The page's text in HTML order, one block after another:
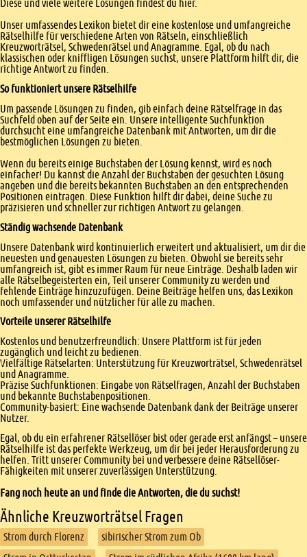
Diese und viele weitere Lösungen findest du hier.
Unser umfassendes Lexikon bietet dir eine kostenlose und umfangreiche
Rätselhilfe für verschiedene Arten von Rätseln, einschließlich
Kreuzworträtsel, Schwedenrätsel und Anagramme. Egal, ob du nach
klassischen oder kniffligen Lösungen suchst, unsere Plattform hilft dir, die
richtige Antwort zu finden.
So funktioniert unsere Rätselhilfe
Um passende Lösungen zu finden, gib einfach deine Rätselfrage in das
Suchfeld oben auf der Seite ein. Unsere intelligente Suchfunktion
durchsucht eine umfangreiche Datenbank mit Antworten, um dir die
bestmöglichen Lösungen zu bieten.
Wenn du bereits einige Buchstaben der Lösung kennst, wird es noch
einfacher! Du kannst die Anzahl der Buchstaben der gesuchten Lösung
angeben und die bereits bekannten Buchstaben an den entsprechenden
Positionen eintragen. Diese Funktion hilft dir dabei, deine Suche zu
präzisieren und schneller zur richtigen Antwort zu gelangen.
Ständig wachsende Datenbank
Unsere Datenbank wird kontinuierlich erweitert und aktualisiert, um dir die
neuesten und genauesten Lösungen zu bieten. Obwohl sie bereits sehr
umfangreich ist, gibt es immer Raum für neue Einträge. Deshalb laden wir
alle Rätselbegeisterten ein, Teil unserer Community zu werden und
fehlende Einträge hinzuzufügen. Deine Beiträge helfen uns, das Lexikon
noch umfassender und nützlicher für alle zu machen.
Vorteile unserer Rätselhilfe
Kostenlos und benutzerfreundlich: Unsere Plattform ist für jeden
zugänglich und leicht zu bedienen.
Vielfältige Rätselarten: Unterstützung für Kreuzworträtsel, Schwedenrätsel
und Anagramme.
Präzise Suchfunktionen: Eingabe von Rätselfragen, Anzahl der Buchstaben
und bekannte Buchstabenpositionen.
Community-basiert: Eine wachsende Datenbank dank der Beiträge unserer
Nutzer.
Egal, ob du ein erfahrener Rätsellöser bist oder gerade erst anfängst – unsere
Rätselhilfe ist das perfekte Werkzeug, um dir bei jeder Herausforderung zu
helfen. Tritt unserer Community bei und verbessere deine Rätsellöser-
Fähigkeiten mit unserer zuverlässigen Unterstützung.
Fang noch heute an und finde die Antworten, die du suchst!
Ähnliche Kreuzworträtsel Fragen
Strom durch Florenz
sibirischer Strom zum Ob